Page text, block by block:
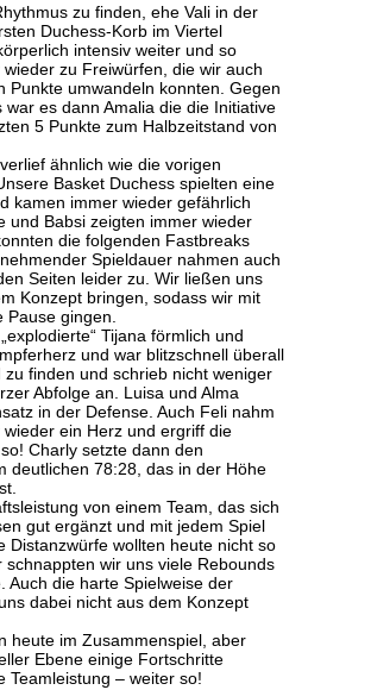
zu finden, ehe Vali in der
Duchess-Korb im Viertel
intensiv weiter und so
zu Freiwürfen, die wir auch
Punkte umwandeln konnten. Gegen
war es dann Amalia die die Initiative
5 Punkte zum Halbzeitstand von
ähnlich wie die vorigen
Basket Duchess spielten eine
kamen immer wieder gefährlich
und Babsi zeigten immer wieder
die folgenden Fastbreaks
Spieldauer nahmen auch
Seiten leider zu. Wir ließen uns
Konzept bringen, sodass wir mit
gingen.
Tijana förmlich und
und war blitzschnell überall
zu finden und schrieb nicht weniger
Abfolge an. Luisa und Alma
in der Defense. Auch Feli nahm
ein Herz und ergriff die
Charly setzte dann den
deutlichen 78:28, das in der Höhe
von einem Team, das sich
gut ergänzt und mit jedem Spiel
Distanzwürfe wollten heute nicht so
schnappten wir uns viele Rebounds
Auch die harte Spielweise der
dabei nicht aus dem Konzept
heute im Zusammenspiel, aber
Ebene einige Fortschritte
Teamleistung – weiter so!